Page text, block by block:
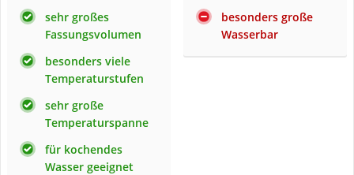
sehr großes
Fassungsvolumen
besonders viele
Temperaturstufen
sehr große
Temperaturspanne
für kochendes
Wasser geeignet
besonders große
Wasserbar